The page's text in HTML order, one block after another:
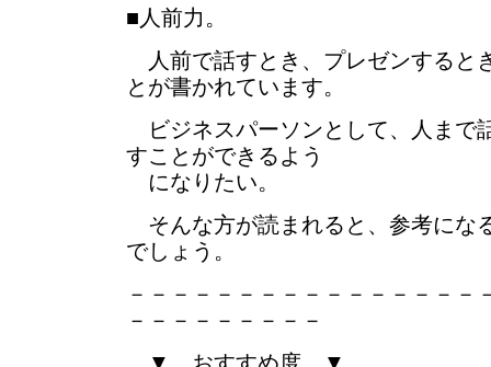
■人前力。
人前で話すとき、プレゼンすると
とが書かれています。
ビジネスパーソンとして、人まで
すことができるよう
になりたい。
そんな方が読まれると、参考にな
でしょう。
－－－－－－－－－－－－－－－－
－－－－－－－－－